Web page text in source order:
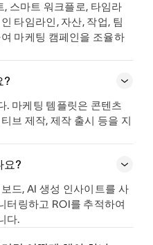
스마트 워크플로, 타임라
타임라인, 자산, 작업, 팀
마케팅 캠페인을 조율하
?
. 마케팅 템플릿은 콘텐츠
브 제작, 제작 출시 등을 지
요?
드, AI 생성 인사이트를 사
터링하고 ROI를 추적하여
다.